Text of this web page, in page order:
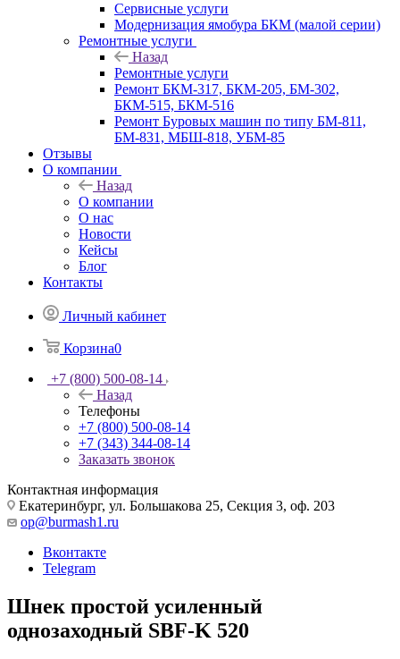
Сервисные услуги
Модернизация ямобура БКМ (малой серии)
Ремонтные услуги
Назад
Ремонтные услуги
Ремонт БКМ-317, БКМ-205, БМ-302,
БКМ-515, БКМ-516
Ремонт Буровых машин по типу БМ-811,
БМ-831, МБШ-818, УБМ-85
Отзывы
О компании
Назад
О компании
О нас
Новости
Кейсы
Блог
Контакты
Личный кабинет
Корзина0
+7 (800) 500-08-14
Назад
Телефоны
+7 (800) 500-08-14
+7 (343) 344-08-14
Заказать звонок
Контактная информация
Екатеринбург, ул. Большакова 25, Секция 3, оф. 203
op@burmash1.ru
Вконтакте
Telegram
Шнек простой усиленный
однозаходный SBF-K 520